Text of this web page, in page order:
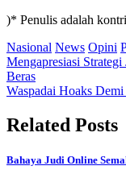
)* Penulis adalah
Nasional News Opini
Post
navigation
Mengapresiasi
Beras
Waspadai Hoaks
Related Posts
Bahaya Judi Online